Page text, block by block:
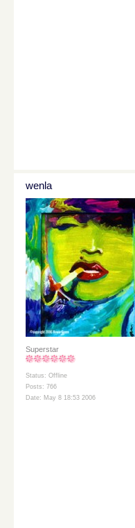
wenla
Superstar
Status: Offline
Posts: 766
Date: May 8 18:53 2006